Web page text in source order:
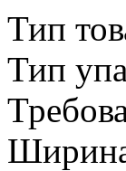
Тип
Тип